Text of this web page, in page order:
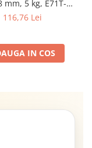
mm, 5 kg, E71T-GS
Autoprotejată
116,76 Lei
IN COS